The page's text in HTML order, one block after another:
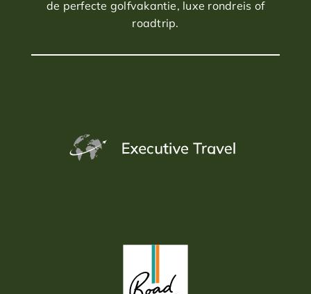
de perfecte golfvakantie, luxe rondreis of
roadtrip.